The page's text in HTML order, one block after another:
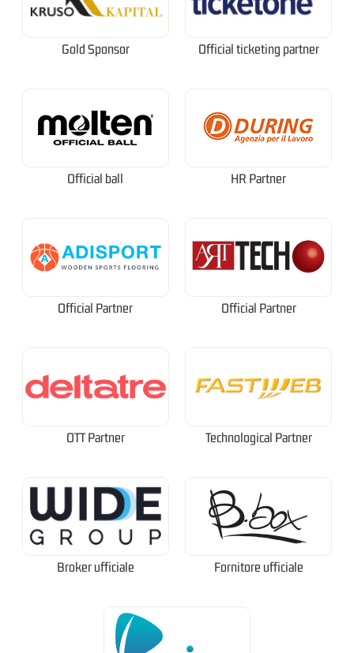
Gold Sponsor Official ticketing partner
Official ball HR Partner
Official Partner Official Partner
OTT Partner Technological Partner
Broker ufficiale Fornitore ufficiale